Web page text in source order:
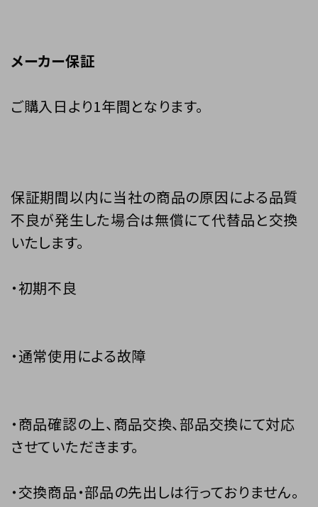
メーカー保証
ご購入日より1年間となります。
保証期間以内に当社の商品の原因による品質
不良が発生した場合は無償にて代替品と交換
いたします。
・初期不良
・通常使用による故障
・商品確認の上、商品交換、部品交換にて対応
させていただきます。
・交換商品・部品の先出しは行っておりません。